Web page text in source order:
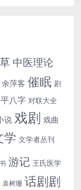
中医理论
余萍客 催眠 剧
八字 对联大全
说 戏剧 戏曲
学 文学者丛刊
游记 王氏医学
袁树珊 话剧剧